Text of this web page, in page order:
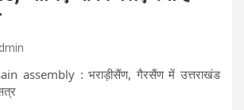
assembly : भराड़ीसैंण, गैरसैंण में उत्तराखंड